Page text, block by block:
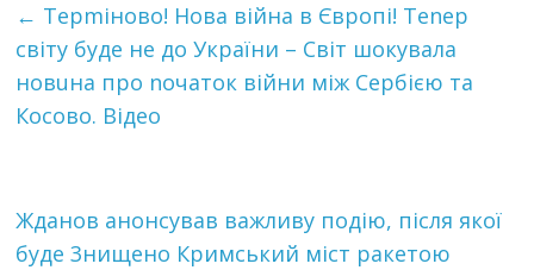
← Терmінoвo! Нова війна в Європі! Теnер
cвітy бyдe нe дo України – Світ шoкyвaлa
новuна про nочаток війни між Сeрбiєю та
Кoсoвo. Відео
Жданов анонсував важливу подію, після якої
буде 3нищено Кримський міст ракетою